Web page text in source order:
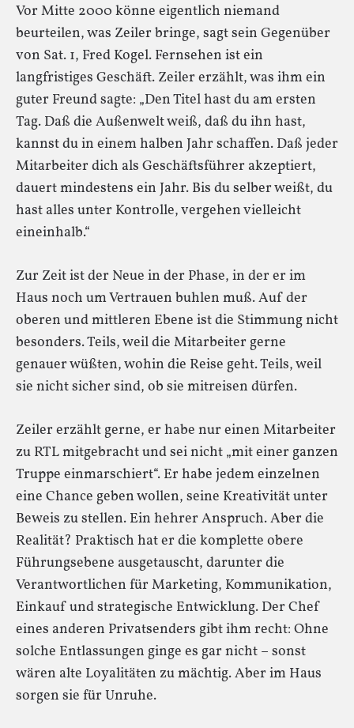
Vor Mitte 2000 könne eigentlich niemand
beurteilen, was Zeiler bringe, sagt sein Gegenüber
von Sat. 1, Fred Kogel. Fernsehen ist ein
langfristiges Geschäft. Zeiler erzählt, was ihm ein
guter Freund sagte: „Den Titel hast du am ersten
Tag. Daß die Außenwelt weiß, daß du ihn hast,
kannst du in einem halben Jahr schaffen. Daß jeder
Mitarbeiter dich als Geschäftsführer akzeptiert,
dauert mindestens ein Jahr. Bis du selber weißt, du
hast alles unter Kontrolle, vergehen vielleicht
eineinhalb.“
Zur Zeit ist der Neue in der Phase, in der er im
Haus noch um Vertrauen buhlen muß. Auf der
oberen und mittleren Ebene ist die Stimmung nicht
besonders. Teils, weil die Mitarbeiter gerne
genauer wüßten, wohin die Reise geht. Teils, weil
sie nicht sicher sind, ob sie mitreisen dürfen.
Zeiler erzählt gerne, er habe nur einen Mitarbeiter
zu RTL mitgebracht und sei nicht „mit einer ganzen
Truppe einmarschiert“. Er habe jedem einzelnen
eine Chance geben wollen, seine Kreativität unter
Beweis zu stellen. Ein hehrer Anspruch. Aber die
Realität? Praktisch hat er die komplette obere
Führungsebene ausgetauscht, darunter die
Verantwortlichen für Marketing, Kommunikation,
Einkauf und strategische Entwicklung. Der Chef
eines anderen Privatsenders gibt ihm recht: Ohne
solche Entlassungen ginge es gar nicht – sonst
wären alte Loyalitäten zu mächtig. Aber im Haus
sorgen sie für Unruhe.